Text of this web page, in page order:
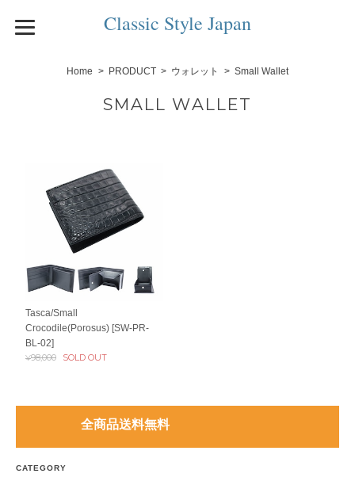
Classic Style Japan
Home PRODUCT ウォレット Small Wallet
SMALL WALLET
Tasca/Small
Crocodile(Porosus) [SW-PR-
BL-02]
¥98,000 SOLD OUT
全商品送料無料
CATEGORY